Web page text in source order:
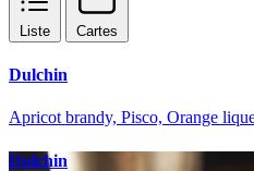
Liste Cartes
Dulchin
Apricot brandy, Pisco, Orange
Dulchin